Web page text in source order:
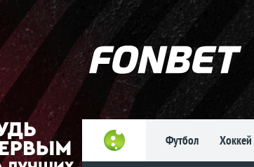
Футбол Хоккей
Главное
Фрибет
до 15
000 ₽
Новым
игрокам, без
условий
Футбол